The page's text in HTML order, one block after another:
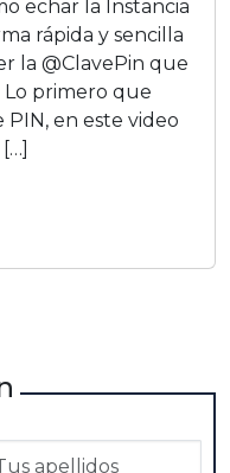
echar la Instancia
rápida y sencilla
la @ClavePin que
Lo primero que
en este video